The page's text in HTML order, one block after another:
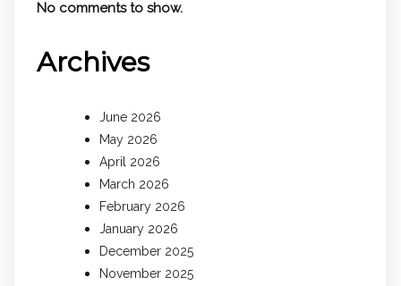
No comments to show.
Archives
June 2026
May 2026
April 2026
March 2026
February 2026
January 2026
December 2025
November 2025